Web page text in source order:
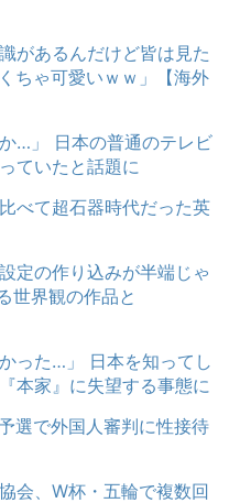
があるんだけど皆は見た
ちゃ可愛いｗｗ」【海外
…」 日本の普通のテレビ
ていたと話題に
べて超石器時代だった英
定の作り込みが半端じゃ
世界観の作品と
った…」 日本を知ってし
本家』に失望する事態に
選で外国人審判に性接待
会、W杯・五輪で複数回